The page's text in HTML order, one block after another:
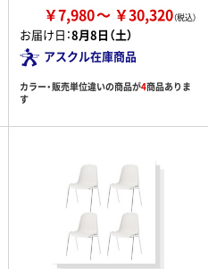
￥7,980 ￥30,320
お届け日：8月8日（土）
アスクル在庫商品
カラー・販売単位違いの商品が4商品ありま
す